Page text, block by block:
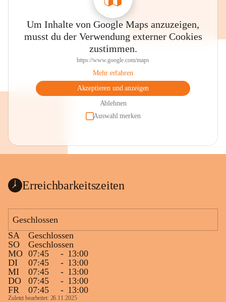
Um Inhalte von Google Maps anzuzeigen,
musst du der Verwendung externer Cookies
zustimmen.
https://www.google.com/maps
Mehr erfahren
Akzeptieren und anzeigen
Ablehnen
Auswahl merken
Erreichbarkeitszeiten
Geschlossen
SA
Geschlossen
SO
Geschlossen
MO 07:45 - 13:00
DI
07:45 - 13:00
MI
07:45 - 13:00
DO
07:45 - 13:00
FR
07:45 - 13:00
Zuletzt bearbeitet: 26.11.2025